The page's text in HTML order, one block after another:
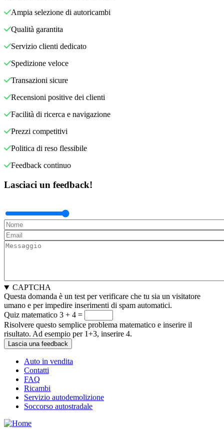
Ampia selezione di autoricambi
Qualità garantita
Servizio clienti dedicato
Spedizione veloce
Transazioni sicure
Recensioni positive dei clienti
Facilità di ricerca e navigazione
Prezzi competitivi
Politica di reso flessibile
Feedback continuo
Lasciaci un feedback!
CAPTCHA
Questa domanda è un test per verificare che tu sia un visitatore
umano e per impedire inserimenti di spam automatici.
Quiz matematico 3 + 4 =
Risolvere questo semplice problema matematico e inserire il
risultato. Ad esempio per 1+3, inserire 4.
Auto in vendita
Contatti
FAQ
Ricambi
Servizio autodemolizione
Soccorso autostradale